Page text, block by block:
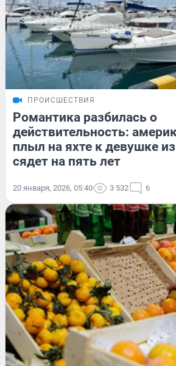
ПРОИСШЕСТВИЯ
Романтика разбилась о
действительность:
плыл на яхте к девушке
сядет на пять лет
20 января, 2026, 05:40 3 532 6